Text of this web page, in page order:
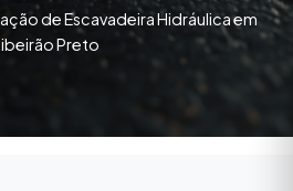
de Escavadeira Hidráulica em
Preto